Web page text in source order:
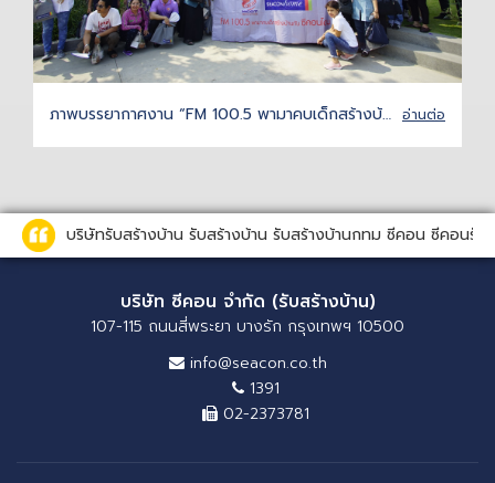
อ่านต่อ
ภาพบรรยากาศงาน “FM 100.5 พามาคบเด็กสร้างบ้าน กับ ซีคอนโฮม” 16 ก.พ. 2562
บริษัทรับสร้างบ้าน รับสร้างบ้าน รับสร้างบ้านกทม ซีคอน ซีคอนรั
บริษัท ซีคอน จำกัด (รับสร้างบ้าน)
107-115 ถนนสี่พระยา บางรัก กรุงเทพฯ 10500
info@seacon.co.th
1391
02-2373781